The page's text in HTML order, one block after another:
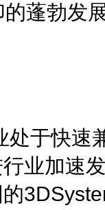
蓬勃发
于快速
业加速